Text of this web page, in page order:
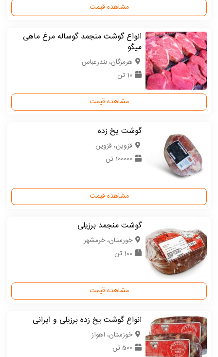
مشاهده قیمت
انواع گوشت منجمد گوساله مرغ ماهی
میگو
هرمزگان، بندرعباس
10 تن
مشاهده قیمت
گوشت یخ زده
قزوین، قزوین
100000 تن
مشاهده قیمت
گوشت منجمد برزیلی
خوزستان، خرمشهر
100 تن
مشاهده قیمت
انواع گوشت یخ زده برزیلی و ایرانی
خوزستان، اهواز
500 تن